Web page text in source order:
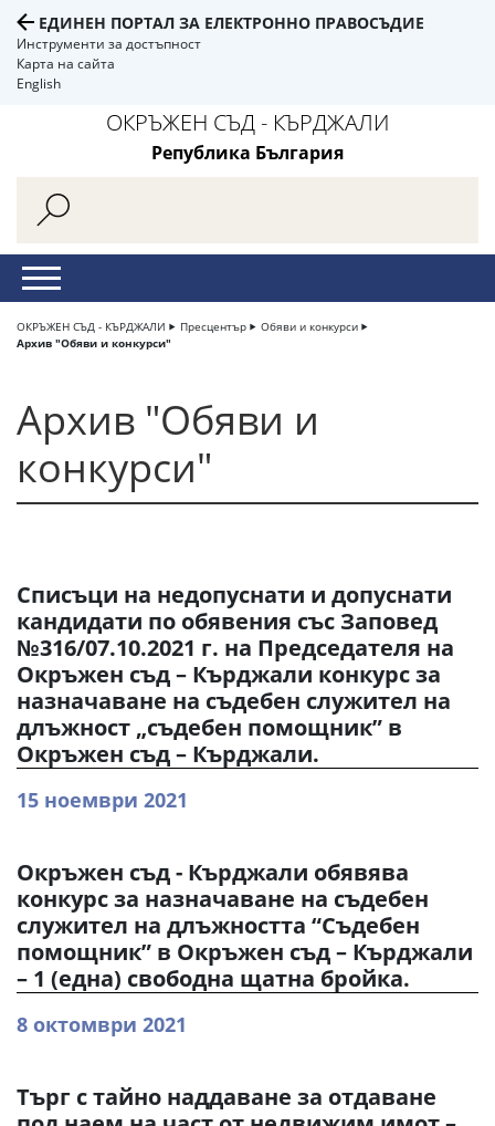
ЕДИНЕН ПОРТАЛ ЗА ЕЛЕКТРОННО ПРАВОСЪДИЕ
Инструменти за достъпност
Карта на сайта
English
ОКРЪЖЕН СЪД - КЪРДЖАЛИ
Република България
ОКРЪЖЕН СЪД - КЪРДЖАЛИ Пресцентър
Обяви и конкурси
Архив "Обяви и конкурси"
Архив "Обяви и
конкурси"
Списъци на недопуснати и допуснати
кандидати по обявения със Заповед
№316/07.10.2021 г. на Председателя на
Окръжен съд – Кърджали конкурс за
назначаване на съдебен служител на
длъжност „съдебен помощник” в
Окръжен съд – Кърджали.
15 ноември 2021
Окръжен съд - Кърджали обявява
конкурс за назначаване на съдебен
служител на длъжността “Съдебен
помощник” в Окръжен съд – Кърджали
– 1 (една) свободна щатна бройка.
8 октомври 2021
Търг с тайно наддаване за отдаване